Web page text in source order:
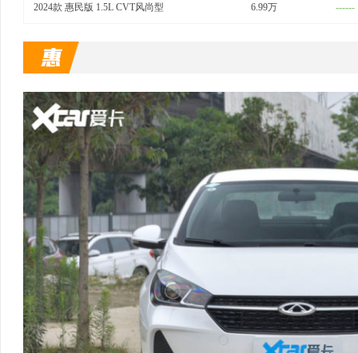
2024款 惠民版 1.5L CVT风尚型 6.99万 ------